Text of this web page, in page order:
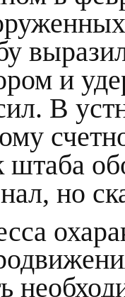
и
В
штаба
но